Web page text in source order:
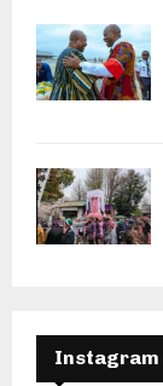
Instagram